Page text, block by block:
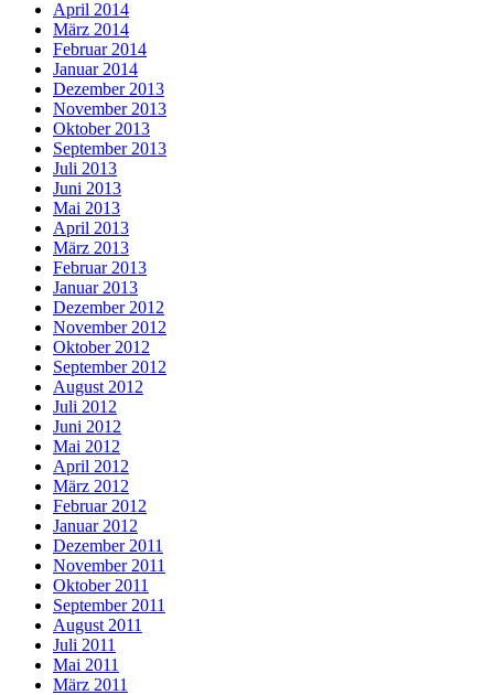
April 2014
März 2014
Februar 2014
Januar 2014
Dezember 2013
November 2013
Oktober 2013
September 2013
Juli 2013
Juni 2013
Mai 2013
April 2013
März 2013
Februar 2013
Januar 2013
Dezember 2012
November 2012
Oktober 2012
September 2012
August 2012
Juli 2012
Juni 2012
Mai 2012
April 2012
März 2012
Februar 2012
Januar 2012
Dezember 2011
November 2011
Oktober 2011
September 2011
August 2011
Juli 2011
Mai 2011
März 2011